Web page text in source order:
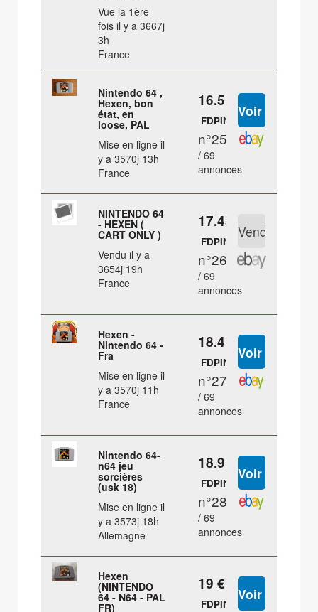
Vue la 1ère
fois il y a 3667j
3h
France
Nintendo 64 ,
Hexen, bon
état, en
loose, PAL
Mise en ligne il
y a 3570j 13h
France
16.5 €
FDPIN
n°25
/ 69
annonces
NINTENDO 64
- HEXEN (
CART ONLY )
Vendu il y a
3654j 19h
France
17.45 €
FDPIN
n°26
/ 69
annonces
Hexen -
Nintendo 64 -
Fra
Mise en ligne il
y a 3570j 11h
France
18.4 €
FDPIN
n°27
/ 69
annonces
Nintendo 64-
n64 jeu
sorcières
(usk 18)
Mise en ligne il
y a 3573j 18h
Allemagne
18.9 €
FDPIN
n°28
/ 69
annonces
Hexen
(NINTENDO
64 - N64 - PAL
FR)
19 €
FDPIN